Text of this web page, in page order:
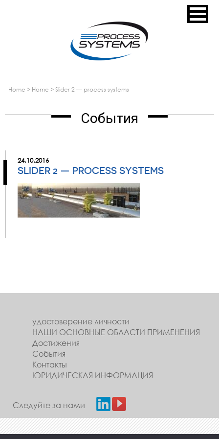
home > home > slider 2 — process systems
События
24.10.2016
SLIDER 2 — PROCESS SYSTEMS
удостоверение личности
НАШИ ОСНОВНЫЕ ОБЛАСТИ ПРИМЕНЕНИЯ
Достижения
События
Контакты
ЮРИДИЧЕСКАЯ ИНФОРМАЦИЯ
Следуйте за нами